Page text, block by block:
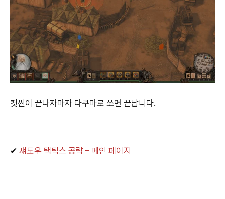
컷씬이 끝나자마자 다쿠마로 쏘면 끝납니다.
✔ 섀도우 택틱스 공략 – 메인 페이지